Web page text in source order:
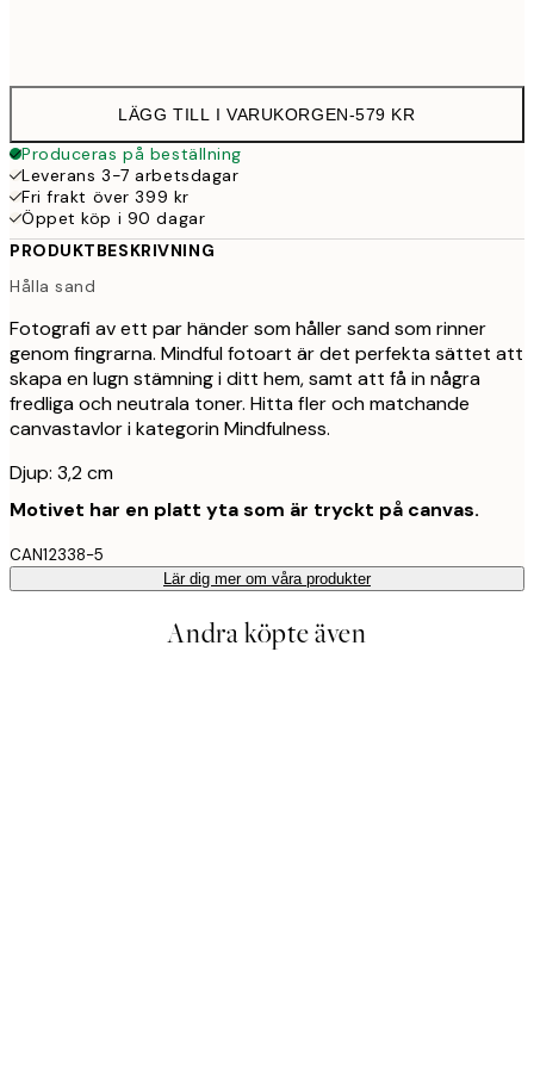
LÄGG TILL I VARUKORGEN-579 KR
Produceras på beställning
Leverans 3-7 arbetsdagar
Fri frakt över 399 kr
Öppet köp i 90 dagar
PRODUKTBESKRIVNING
Hålla sand
Fotografi av ett par händer som håller sand som rinner
genom fingrarna. Mindful fotoart är det perfekta sättet att
skapa en lugn stämning i ditt hem, samt att få in några
fredliga och neutrala toner. Hitta fler och matchande
canvastavlor i kategorin Mindfulness.
Djup: 3,2 cm
Motivet har en platt yta som är tryckt på canvas.
CAN12338-5
Lär dig mer om våra produkter
Andra köpte även